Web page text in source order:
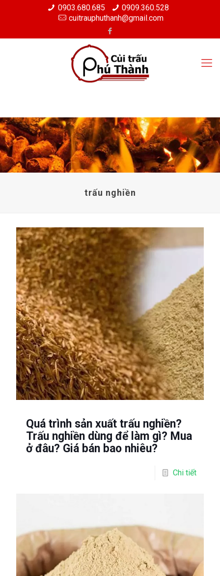
0903.680.685
0909.360.528
cuitrauphuthanh@gmail.com
trấu nghiền
Quá trình sản xuất trấu nghiền?
Trấu nghiền dùng để làm gì? Mua
ở đâu? Giá bán bao nhiêu?
Chi tiết